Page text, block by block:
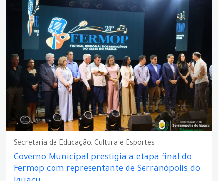
Secretaria de Educação, Cultura e Esportes
Governo Municipal prestigia a etapa final do
Fermop com representante de Serranópolis do